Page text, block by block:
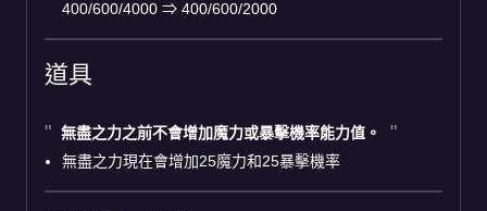
400/600/4000 ⇒ 400/600/2000
道具
無盡之力之前不會增加魔力或暴擊機率能力值。
無盡之力現在會增加25魔力和25暴擊機率